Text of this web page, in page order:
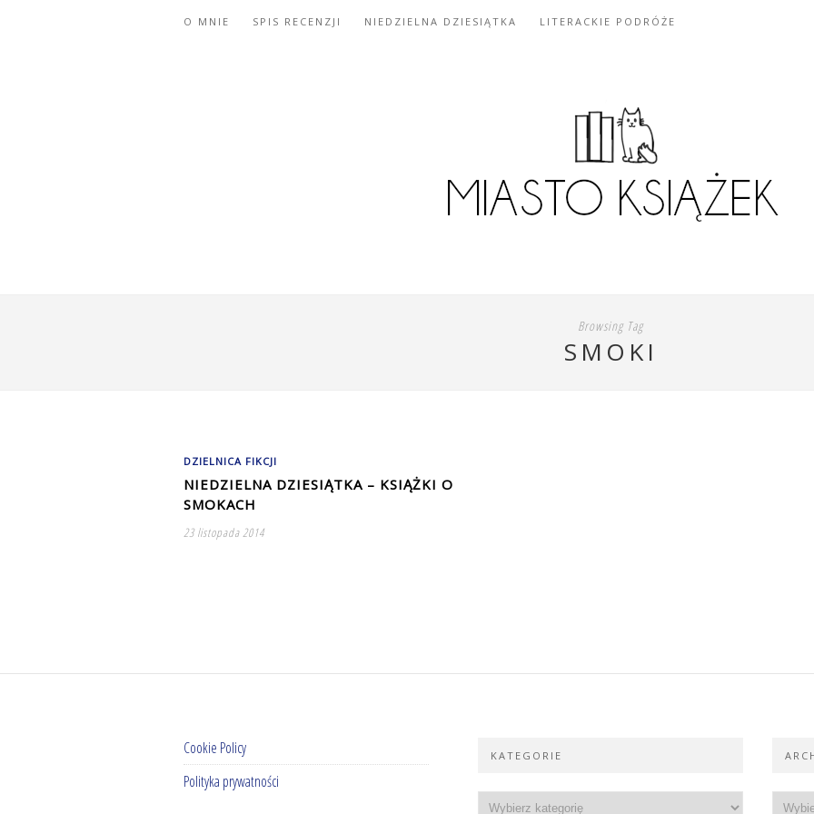
O MNIE SPIS RECENZJI NIEDZIELNA DZIESIĄTKA LITERACKIE PODRÓŻE
Browsing Tag
SMOKI
DZIELNICA FIKCJI
NIEDZIELNA DZIESIĄTKA – KSIĄŻKI O
SMOKACH
23 listopada 2014
Cookie Policy
Polityka prywatności
KATEGORIE